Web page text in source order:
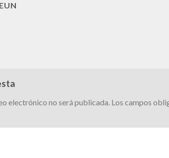
electrónico no será publicada. Los campos